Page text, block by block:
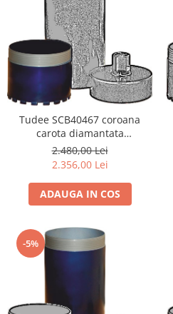
Tudee SCB40467 coroana
carota diamantata
404x6x7mm
2.480,00 Lei
2.356,00 Lei
ADAUGA IN COS
-5%